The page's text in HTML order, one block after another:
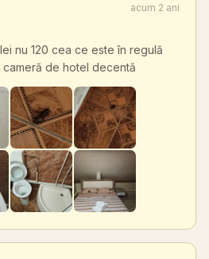
acum 2 ani
nu 120 cea ce este în regulă
de hotel decentă